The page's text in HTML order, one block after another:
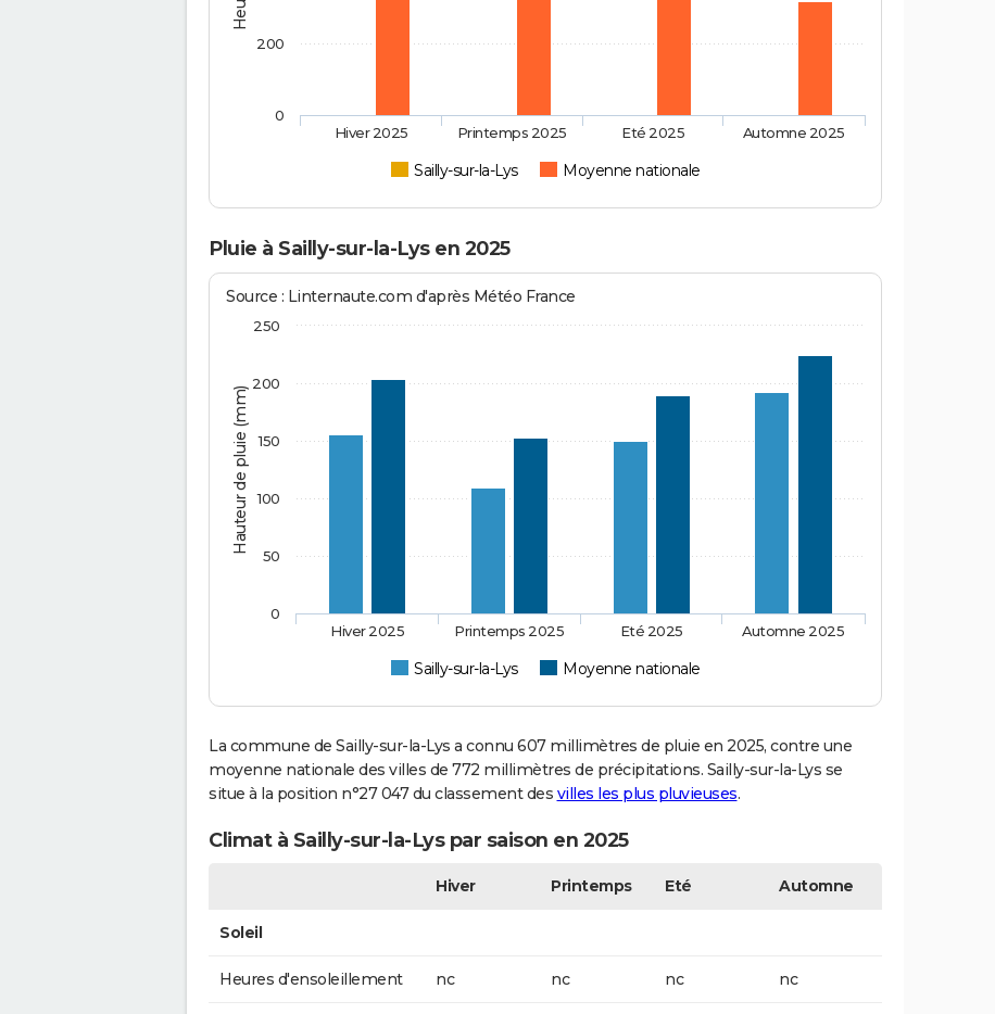
Sailly-sur-la-Lys Moyenne nationale
Hiver 2025 Printemps 2025 Eté 2025 Automne 2025
0
200
Pluie à Sailly-sur-la-Lys en 2025
Hauteur de pluie (mm)
Source : Linternaute.com d'après Météo France
Sailly-sur-la-Lys Moyenne nationale
Hiver 2025 Printemps 2025 Eté 2025 Automne 2025
0
50
100
150
200
250
La commune de Sailly-sur-la-Lys a connu 607 millimètres de pluie en 2025, contre une
moyenne nationale des villes de 772 millimètres de précipitations. Sailly-sur-la-Lys se
situe à la position n°27 047 du classement des villes les plus pluvieuses.
Climat à Sailly-sur-la-Lys par saison en 2025
Hiver Printemps Eté Automne
Soleil
Heures d'ensoleillement nc nc nc nc